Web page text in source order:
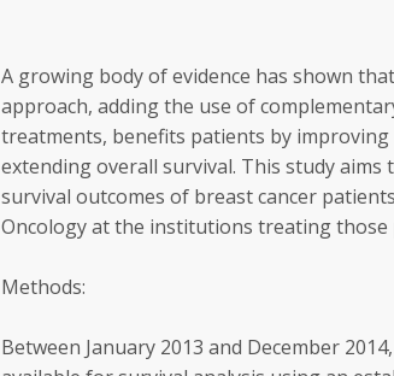
A growing body of evidence has shown
approach, adding the use of
treatments, benefits patients by
extending overall survival. This study
survival outcomes of breast cancer
Oncology at the institutions treating those
Methods:
Between January 2013 and December